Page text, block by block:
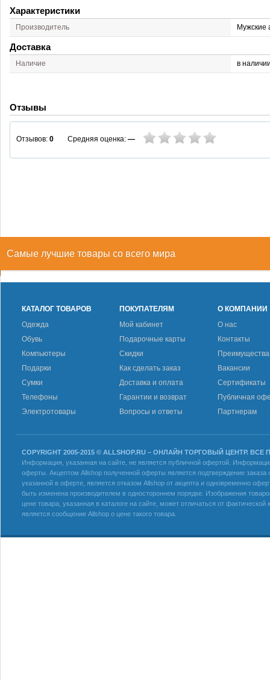
Характеристики
Производитель Мужские
Доставка
Наличие в
Отзывы
Отзывов: 0 Средняя оценка: —
Самые лучшие товары со всего мира
КАТАЛОГ ТОВАРОВ
Одежда
Обувь
Компьютеры
Подарки
Сумки
Телефоны
Электротовары
ПОКУПАТЕЛЯМ
Мой кабинет
Подарочные карты
Скидки
Как сделать заказ
Доставка и оплата
Гарантии и возврат
Вопросы и ответы
О КОМПАНИИ
О нас
Контакты
Преимущества
Вакансии
Сертификаты
Публичная
Партнерам
COPYRIGHT 2005-2015 © ALLSHOP.RU – ОНЛАЙН ТОРГОВЫЙ ЦЕНТР.
Информация, указанная на сайте, не является публичной офертой.
оферты. Акцептом Allshop полученной оферты является подтверждение
указанной в оферте, является отказом Allshop от акцепта и одновременно
быть изменена производителем в одностороннем порядке. Изображения
цене товара, указанная в каталоге на сайте, может отличаться от
является сообщение Allshop о цене такого товара.